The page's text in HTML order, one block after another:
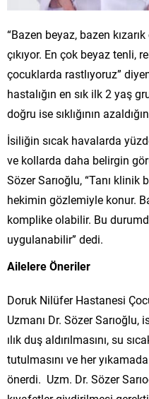
“Bazen beyaz, bazen
çıkıyor. En çok beyaz tenli,
çocuklarda rastlıyoruz”
hastalığın en sık ilk 2 yaş
doğru ise sıklığının
İsiliğin sıcak havalarda
ve kollarda daha belirgin
Sözer Sarıoğlu, “Tanı
hekimin gözlemiyle konur.
komplike olabilir. Bu
uygulanabilir” dedi.
Ailelere Öneriler
Doruk Nilüfer Hastanesi
Uzmanı Dr. Sözer
ılık duş aldırılmasını, su
tutulmasını ve her
önerdi. Uzm. Dr. Sözer